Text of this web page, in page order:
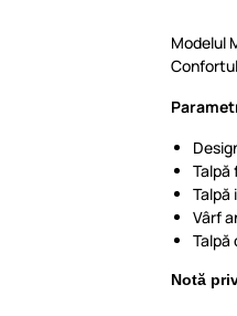
Modelul
Talpă
Talpă
Vârf
Talpă
Notă